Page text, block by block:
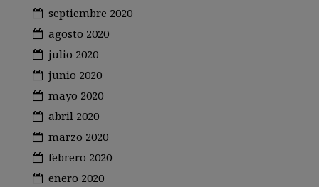
septiembre 2020
agosto 2020
julio 2020
junio 2020
mayo 2020
abril 2020
marzo 2020
febrero 2020
enero 2020